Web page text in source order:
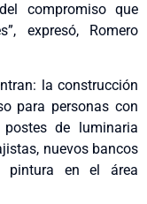
compromiso que
expresó, Romero
la construcción
para personas con
de luminaria
nuevos bancos
pintura en el área